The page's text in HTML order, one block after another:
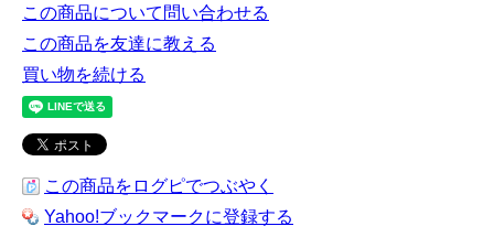
この商品について問い合わせる
この商品を友達に教える
買い物を続ける
この商品をログピでつぶやく
Yahoo!ブックマークに登録する